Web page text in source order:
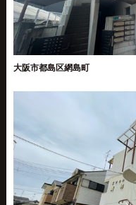
大阪市都島区網島町